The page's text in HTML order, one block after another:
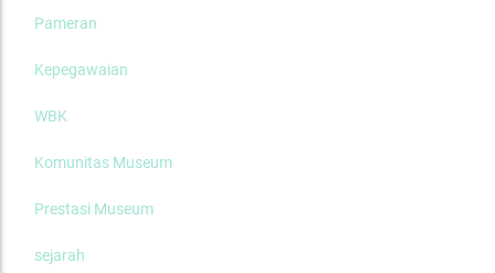
Pameran
Kepegawaian
WBK
Komunitas Museum
Prestasi Museum
sejarah